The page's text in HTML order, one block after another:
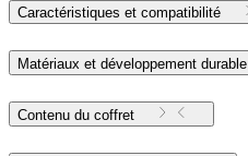
Caractéristiques et compatibilité
Matériaux et développement durable
Contenu du coffret